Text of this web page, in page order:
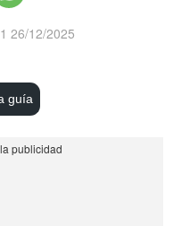
26/12/2025
guía